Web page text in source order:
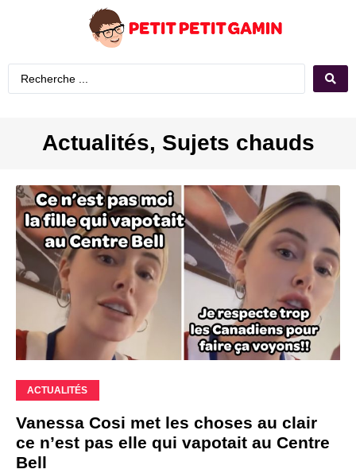
Actualités, Sujets chauds
ACTUALITÉS
Vanessa Cosi met les choses au clair
ce n’est pas elle qui vapotait au Centre
Bell